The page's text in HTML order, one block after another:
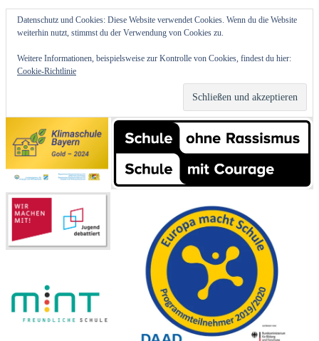
Datenschutz und Cookies: Diese Website verwendet Cookies. Wenn du die Website
weiterhin nutzt, stimmst du der Verwendung von Cookies zu.
Weitere Informationen, beispielsweise zur Kontrolle von Cookies, findest du hier:
Cookie-Richtlinie